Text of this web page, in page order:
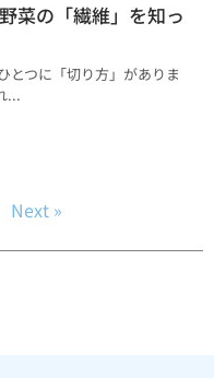
菜の「繊維」を知っ
とつに「切り方」がありま
...
Next »